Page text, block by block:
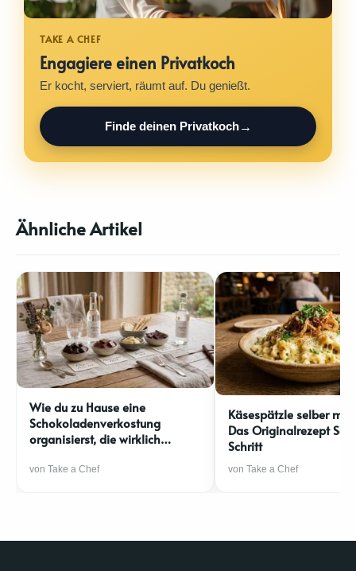
Engagiere einen Privatkoch
Er kocht, serviert, räumt auf. Du genießt.
Finde deinen Privatkoch
Ähnliche Artikel
Wie du zu Hause eine
Schokoladenverkostung
organisierst, die wirklich
von Take a Chef
Käsespätzle selber
Das Originalrezept
Schritt
von Take a Chef